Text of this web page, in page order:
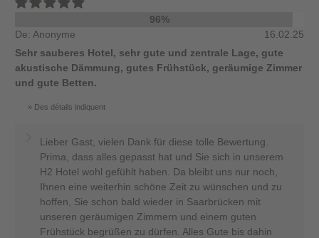
96%
De: Anonyme
16.02.25
Sehr sauberes Hotel, sehr gute und zentrale Lage, gute
akustische Dämmung, gutes Frühstück, geräumige Zimmer
und gute Betten.
Des détails indiquent
Lieber Gast, vielen Dank für diese tolle Bewertung.
Prima, dass alles gepasst hat und Sie sich in unserem
H2 Hotel wohl gefühlt haben. Da bleibt uns nur noch,
Ihnen eine weiterhin schöne Zeit zu wünschen und zu
hoffen, Sie schon bald wieder in Saarbrücken mit
unseren geräumigen Zimmern und einem guten
Frühstück begrüßen zu dürfen. Alles Gute bis dahin